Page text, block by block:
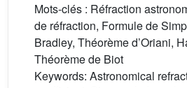
Mots-clés : Réfraction
de réfraction, Formule de
Bradley, Théorème d’Oriani,
Théorème de Biot
Keywords: Astronomical